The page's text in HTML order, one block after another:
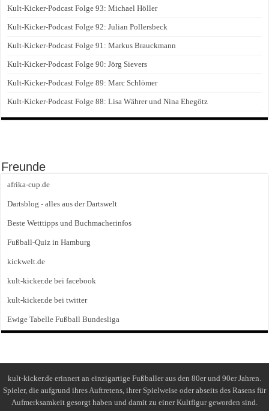
Kult-Kicker-Podcast Folge 93: Michael Höller
Kult-Kicker-Podcast Folge 92: Julian Pollersbeck
Kult-Kicker-Podcast Folge 91: Markus Brauckmann
Kult-Kicker-Podcast Folge 90: Jörg Sievers
Kult-Kicker-Podcast Folge 89: Marc Schlömer
Kult-Kicker-Podcast Folge 88: Lisa Währer und Nina Ehegötz
Freunde
afrika-cup.de
Dartsblog - alles aus der Dartswelt
Beste Wetttipps und Buchmacherinfos
Fußball-Quiz in Hamburg
kickwelt.de
kult-kicker.de bei facebook
kult-kicker.de bei twitter
Ewige Tabelle Fußball Bundesliga
kult-kicker.de erinnert an einzigartige Fußballer aus den 80er und 90er Jahren.
Spieler, die aufgrund ihres Auftretens, ihrer Spielweise oder abseits des Rasens für
Aufmerksamkeit gesorgt haben und damit zu einer Kultfigur geworden sind.